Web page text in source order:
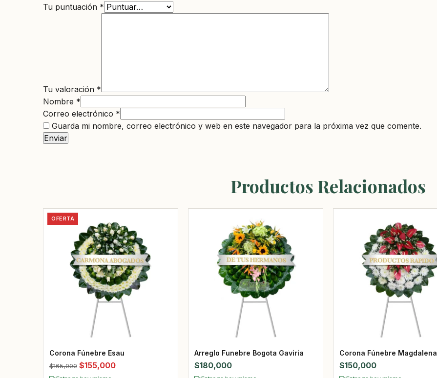
Tu puntuación *
Tu valoración *
Nombre *
Correo electrónico *
Guarda mi nombre, correo electrónico y web en este navegador para la próxima vez que comente.
Productos Relacionados
OFERTA
Corona Fúnebre Esau
$165,000 El
$155,000El
Arreglo Funebre Bogota Gaviria
$180,000
Corona Fúnebre Magdalena
$150,000